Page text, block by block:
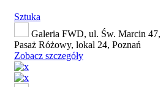
Sztuka
Galeria FWD, ul. Św. Marcin 47,
Pasaż Różowy, lokal 24, Poznań
Zobacz szczegóły